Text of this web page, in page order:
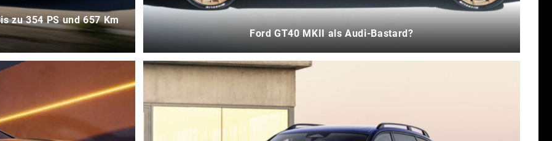
zu 354 PS und 657 Km
Ford GT40 MKII als Audi-Bastard?